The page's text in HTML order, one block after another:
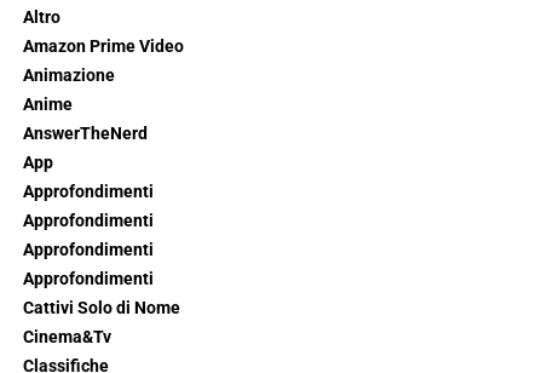
Altro
Amazon Prime Video
Animazione
Anime
AnswerTheNerd
App
Approfondimenti
Approfondimenti
Approfondimenti
Approfondimenti
Cattivi Solo di Nome
Cinema&Tv
Classifiche